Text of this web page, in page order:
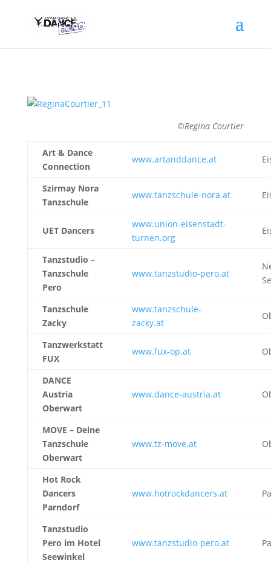
©Regina Courtier
Art & Dance
Connection
www.artanddance.at
Szirmay Nora
Tanzschule
www.tanzschule-nora.at
UET Dancers
www.union-eisenstadt-
turnen.org
Tanzstudio –
Tanzschule
Pero
www.tanzstudio-pero.at
Tanzschule
Zacky
www.tanzschule-
zacky.at
Tanzwerkstatt
FUX
www.fux-op.at
DANCE
Austria
Oberwart
www.dance-austria.at
MOVE – Deine
Tanzschule
Oberwart
www.tz-move.at
Hot Rock
Dancers
Parndorf
www.hotrockdancers.at
Tanzstudio
Pero im Hotel
Seewinkel
www.tanzstudio-pero.at